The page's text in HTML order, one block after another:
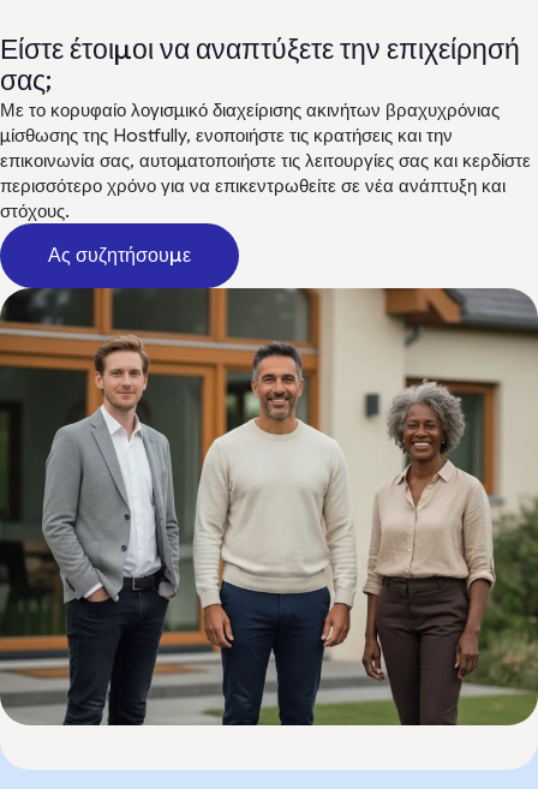
Είστε έτοιμοι να αναπτύξετε την επιχείρησή
σας;
Με το κορυφαίο λογισμικό διαχείρισης ακινήτων βραχυχρόνιας
μίσθωσης της Hostfully, ενοποιήστε τις κρατήσεις και την
επικοινωνία σας, αυτοματοποιήστε τις λειτουργίες σας και κερδίστε
περισσότερο χρόνο για να επικεντρωθείτε σε νέα ανάπτυξη και
στόχους.
Ας συζητήσουμε